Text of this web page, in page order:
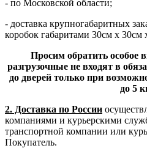
- по Московской области;
- доставка крупногабаритных
коробок габаритами 30см х 30см
Просим обратить особое
разгрузочные не входят в
до дверей только при
до 5
2. Доставка по России
компаниями и курьерскими
транспортной компании или
Покупатель.